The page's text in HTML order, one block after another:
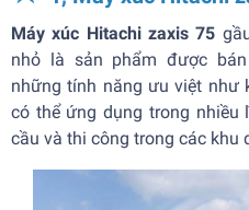
Máy xúc Hitachi zaxis 75
nhỏ là sản phẩm được
những tính năng ưu việt như
có thể ứng dụng trong
cầu và thi công trong các khu